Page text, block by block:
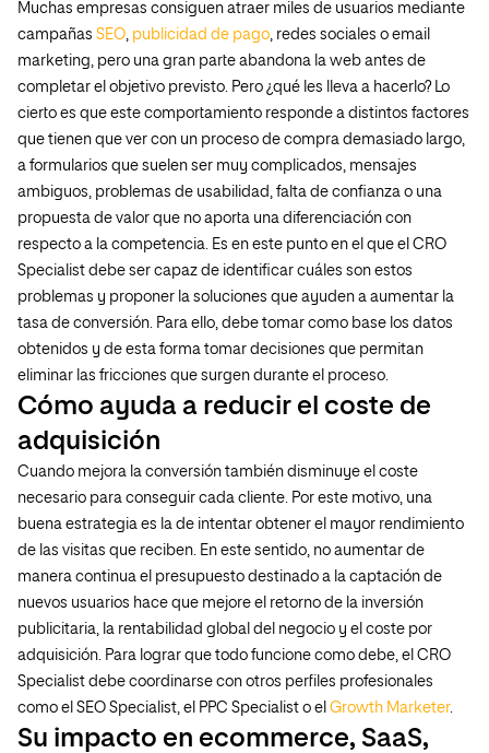
Muchas empresas consiguen atraer miles de usuarios mediante
campañas SEO, publicidad de pago, redes sociales o email
marketing, pero una gran parte abandona la web antes de
completar el objetivo previsto. Pero ¿qué les lleva a hacerlo? Lo
cierto es que este comportamiento responde a distintos factores
que tienen que ver con un proceso de compra demasiado largo,
a formularios que suelen ser muy complicados, mensajes
ambiguos, problemas de usabilidad, falta de confianza o una
propuesta de valor que no aporta una diferenciación con
respecto a la competencia. Es en este punto en el que el CRO
Specialist debe ser capaz de identificar cuáles son estos
problemas y proponer la soluciones que ayuden a aumentar la
tasa de conversión. Para ello, debe tomar como base los datos
obtenidos y de esta forma tomar decisiones que permitan
eliminar las fricciones que surgen durante el proceso.
Cómo ayuda a reducir el coste de
adquisición
Cuando mejora la conversión también disminuye el coste
necesario para conseguir cada cliente. Por este motivo, una
buena estrategia es la de intentar obtener el mayor rendimiento
de las visitas que reciben. En este sentido, no aumentar de
manera continua el presupuesto destinado a la captación de
nuevos usuarios hace que mejore el retorno de la inversión
publicitaria, la rentabilidad global del negocio y el coste por
adquisición. Para lograr que todo funcione como debe, el CRO
Specialist debe coordinarse con otros perfiles profesionales
como el SEO Specialist, el PPC Specialist o el Growth Marketer.
Su impacto en ecommerce, SaaS,